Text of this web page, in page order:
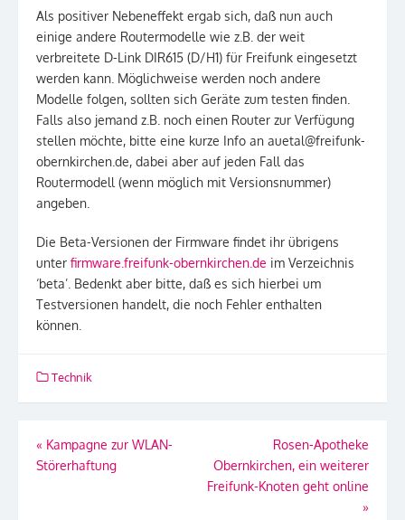
Als positiver Nebeneffekt ergab sich, daß nun auch
einige andere Routermodelle wie z.B. der weit
verbreitete D-Link DIR615 (D/H1) für Freifunk eingesetzt
werden kann. Möglichweise werden noch andere
Modelle folgen, sollten sich Geräte zum testen finden.
Falls also jemand z.B. noch einen Router zur Verfügung
stellen möchte, bitte eine kurze Info an auetal@freifunk-
obernkirchen.de, dabei aber auf jeden Fall das
Routermodell (wenn möglich mit Versionsnummer)
angeben.
Die Beta-Versionen der Firmware findet ihr übrigens
unter firmware.freifunk-obernkirchen.de im Verzeichnis
‘beta’. Bedenkt aber bitte, daß es sich hierbei um
Testversionen handelt, die noch Fehler enthalten
können.
Technik
Beitragsnavigation
« Kampagne zur WLAN-
Störerhaftung
Rosen-Apotheke
Obernkirchen, ein weiterer
Freifunk-Knoten geht online
»